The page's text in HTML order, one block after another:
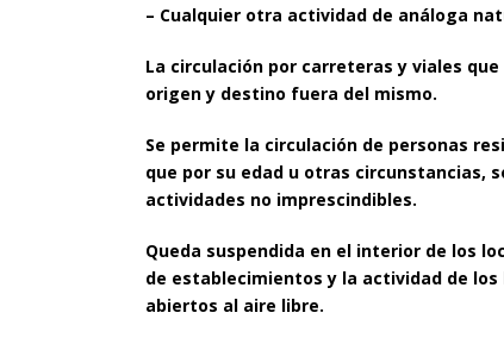
– Cualquier otra actividad de análoga
La circulación por carreteras y viales
origen y destino fuera del mismo.
Se permite la circulación de personas
que por su edad u otras circunstancias,
actividades no imprescindibles.
Queda suspendida en el interior de los
de establecimientos y la actividad de
abiertos al aire libre.